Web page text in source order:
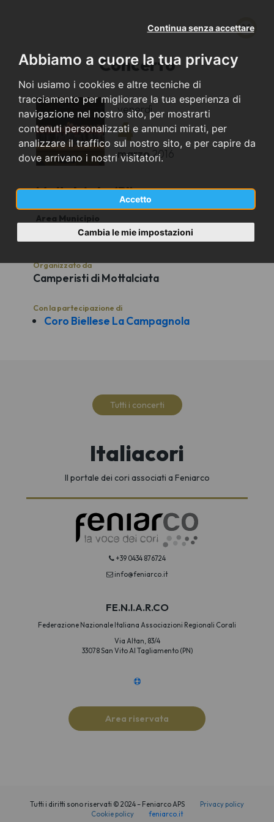
Abbiamo a cuore la tua privacy
Noi usiamo i cookies e altre tecniche di
tracciamento per migliorare la tua esperienza di
navigazione nel nostro sito, per mostrarti
contenuti personalizzati e annunci mirati, per
analizzare il traffico sul nostro sito, e per capire da
dove arrivano i nostri visitatori.
Accetto
Continua senza accettare
Cambia le mie impostazioni
Concerto
venerdì
4
marzo2016
Mottalciata (BI)
Area Municipio
Organizzato da
Camperisti di Mottalciata
Con la partecipazione di
Coro Biellese La Campagnola
Tutti i concerti
Italiacori
Il portale dei cori associati a Feniarco
+39 0434 876724
info@feniarco.it
FE.N.I.A.R.CO
Federazione Nazionale Italiana Associazioni Regionali Corali
Via Altan, 83/4
33078 San Vito Al Tagliamento (PN)
Area riservata
Tutti i diritti sono riservati © 2024 – Feniarco APS
Privacy policy
Cookie policy
feniarco.it